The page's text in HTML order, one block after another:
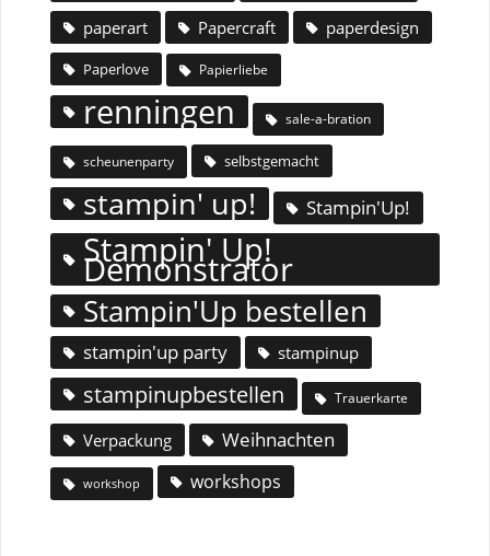
paperart
Papercraft paperdesign
Paperlove Papierliebe
renningen sale-a-bration
scheunenparty selbstgemacht
stampin' up! Stampin'Up!
Stampin' Up!
Demonstrator
Stampin'Up bestellen
stampin'up party stampinup
stampinupbestellen Trauerkarte
Verpackung Weihnachten
workshop workshops